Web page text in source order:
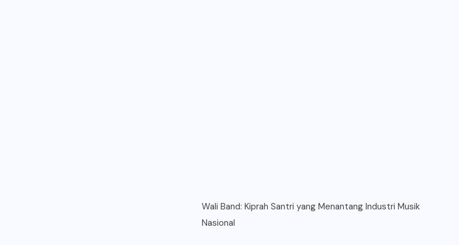
Wali Band: Kiprah Santri yang Menantang Industri Musik
Nasional